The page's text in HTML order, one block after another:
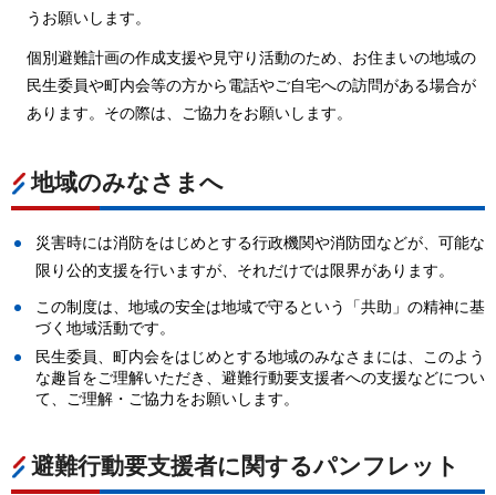
うお願いします。
個別避難計画の作成支援や見守り活動のため、お住まいの地域の
民生委員や町内会等の方から電話やご自宅への訪問がある場合が
あります。その際は、ご協力をお願いします。
地域のみなさまへ
災害時には消防をはじめとする行政機関や消防団などが、可能な
限り公的支援を行いますが、それだけでは限界があります。
この制度は、地域の安全は地域で守るという「共助」の精神に基
づく地域活動です。
民生委員、町内会をはじめとする地域のみなさまには、このよう
な趣旨をご理解いただき、避難行動要支援者への支援などについ
て、ご理解・ご協力をお願いします。
避難行動要支援者に関するパンフレット